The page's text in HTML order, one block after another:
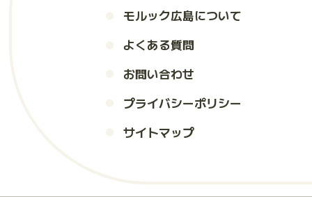
モルック広島について
よくある質問
お問い合わせ
プライバシーポリシー
サイトマップ